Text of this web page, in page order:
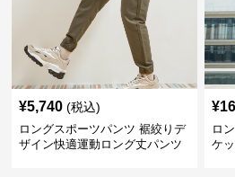
¥5,740 (税込)
ロングスポーツパンツ 裾絞りデ
ザイン快適運動ロング丈パンツ
¥
ロ
ケ